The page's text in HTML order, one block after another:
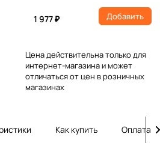
1 977 ₽ Добавить
Цена действительна только для
интернет-магазина и может
отличаться от цен в розничных
магазинах
Как купить Оплата